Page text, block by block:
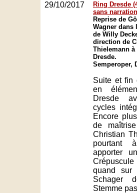
29/10/2017
Ring Dresde
sans narration
Reprise de
Wagner dans
de Willy
direction de
Thielemann
Dresde.
Semperoper,
Suite et fin
en
Dresde
cycles
Encore
de maîtrise
Christian
pourtant
apporter
quand sur
Schager
Stemme